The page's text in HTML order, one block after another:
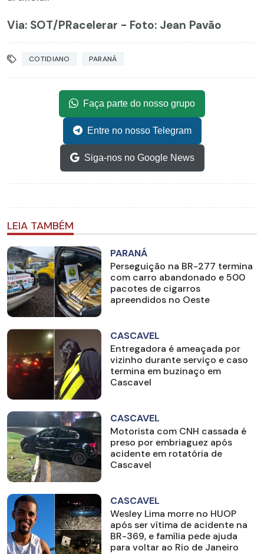
Via: SOT/PRacelerar - Foto: Jean Pavão
COTIDIANO PARANÁ
Faça parte do nosso grupo
Entre no nosso Telegram
Siga-nos no Google News
LEIA TAMBÉM
PARANÁ
Perseguição na BR-277 termina
com carro abandonado e 500
pacotes de cigarros
apreendidos no Oeste
CASCAVEL
Entregadora é ameaçada por
vizinho durante serviço e caso
termina em buzinaço em
Cascavel
CASCAVEL
Motorista com CNH cassada é
preso por embriaguez após
acidente em rotatória de
Cascavel
CASCAVEL
Wesley Lima morre no HUOP
após ser vítima de acidente na
BR-369, e família pede ajuda
para voltar ao Rio de Janeiro